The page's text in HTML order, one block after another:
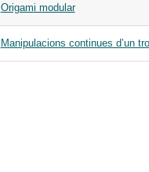
Origami modular
Manipulacions continues d’un